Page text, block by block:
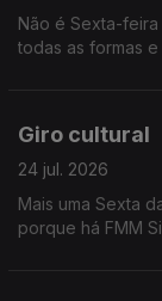
Não é Sexta-
todas as formas e
Giro cultural
24 jul. 2026
Mais uma Sexta
porque há FMM